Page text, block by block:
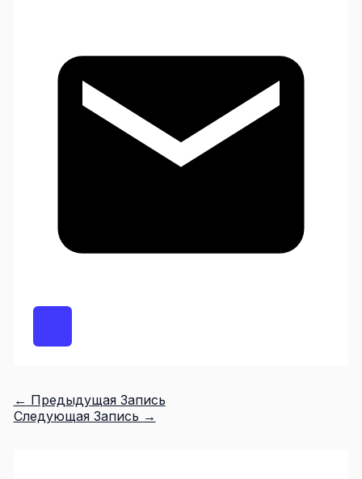
← Предыдущая Запись
Следующая Запись →